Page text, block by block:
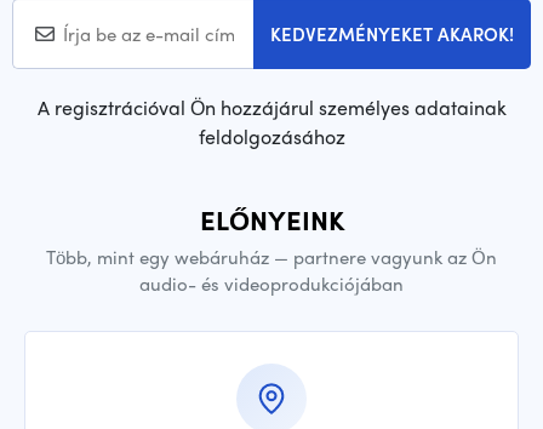
KEDVEZMÉNYEKET AKAROK!
A regisztrációval Ön hozzájárul személyes adatainak
feldolgozásához
ELŐNYEINK
Több, mint egy webáruház — partnere vagyunk az Ön
audio- és videoprodukciójában